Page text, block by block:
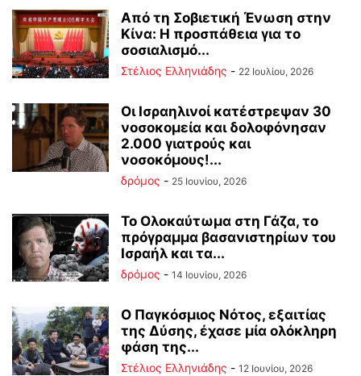
Από τη Σοβιετική Ένωση στην
Κίνα: Η προσπάθεια για το
σοσιαλισμό...
Στέλιος Ελληνιάδης - 22 Ιουλίου, 2026
Οι Ισραηλινοί κατέστρεψαν 30
νοσοκομεία και δολοφόνησαν
2.000 γιατρούς και
νοσοκόμους!...
δρόμος - 25 Ιουνίου, 2026
Το Ολοκαύτωμα στη Γάζα, το
πρόγραμμα βασανιστηρίων του
Ισραήλ και τα...
δρόμος - 14 Ιουνίου, 2026
Ο Παγκόσμιος Νότος, εξαιτίας
της Δύσης, έχασε μία ολόκληρη
φάση της...
Στέλιος Ελληνιάδης - 12 Ιουνίου, 2026